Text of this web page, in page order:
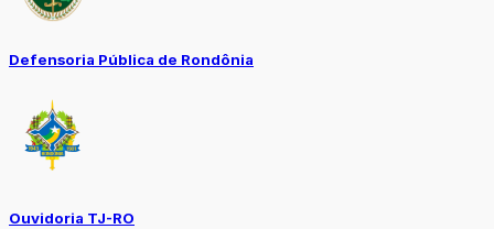
Defensoria Pública de Rondônia
Ouvidoria TJ-RO